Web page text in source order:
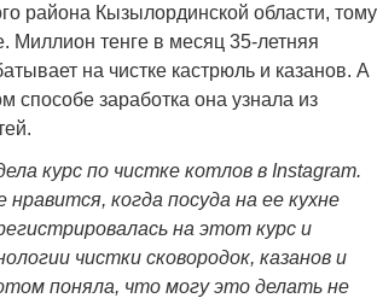
района Кызылординской области, тому
Миллион тенге в месяц 35-летняя
на чистке кастрюль и казанов. А
способе заработка она узнала из
курс по чистке котлов в Instagram.
нравится, когда посуда на ее кухне
на этот курс и
чистки сковородок, казанов и
поняла, что могу это делать не